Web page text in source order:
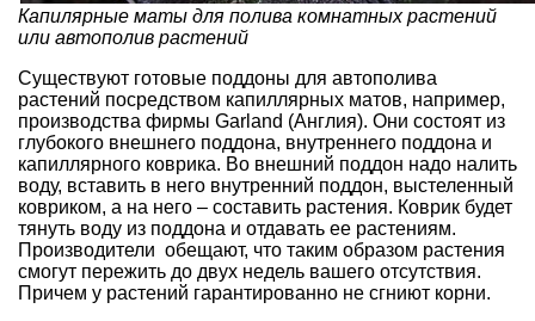
Капилярные маты для полива комнатных растений
или автополив растений
Существуют готовые поддоны для автополива
растений посредством капиллярных матов, например,
производства фирмы Garland (Англия). Они состоят из
глубокого внешнего поддона, внутреннего поддона и
капиллярного коврика. Во внешний поддон надо налить
воду, вставить в него внутренний поддон, выстеленный
ковриком, а на него – составить растения. Коврик будет
тянуть воду из поддона и отдавать ее растениям.
Производители обещают, что таким образом растения
смогут пережить до двух недель вашего отсутствия.
Причем у растений гарантированно не сгниют корни.